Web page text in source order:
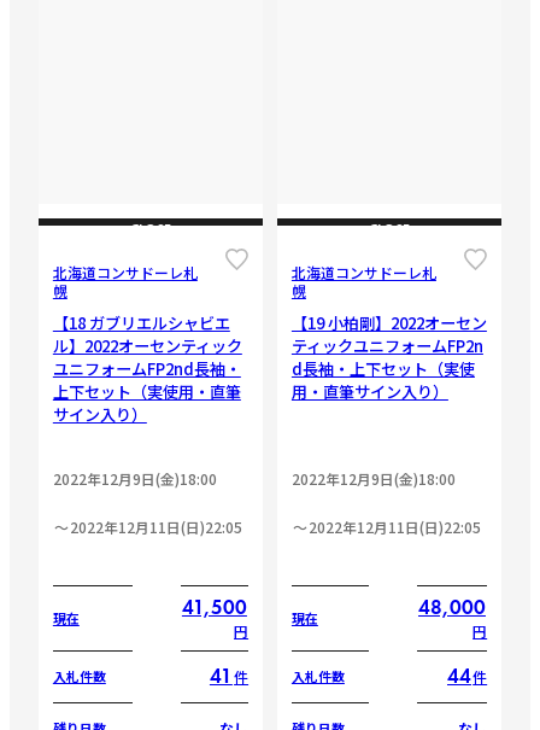
CLOSE
北海道コンサドーレ札
幌
【18 ガブリエルシャビエ
ル】2022オーセンティック
ユニフォームFP2nd長袖・
上下セット（実使用・直筆
サイン入り）
2022年12月9日(金)18:00
2022年12月11日(日)22:05
現在 41,500
円
入札件数 41 件
CLOSE
北海道コンサドーレ札
幌
【19 小柏剛】2022オーセン
ティックユニフォームFP2n
d長袖・上下セット（実使
用・直筆サイン入り）
2022年12月9日(金)18:00
2022年12月11日(日)22:05
現在 48,000
円
入札件数 44件